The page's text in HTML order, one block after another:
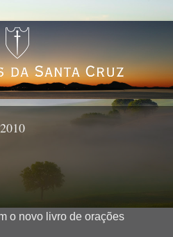
o novo livro de orações